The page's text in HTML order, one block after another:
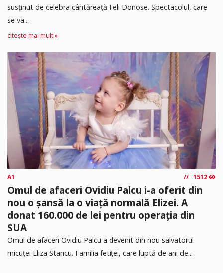
susținut de celebra cântăreață Feli Donose. Spectacolul, care
se va...
citește mai mult »
A1 1512
Omul de afaceri Ovidiu Palcu i-a oferit din
nou o șansă la o viață normală Elizei. A
donat 160.000 de lei pentru operația din
SUA
Omul de afaceri Ovidiu Palcu a devenit din nou salvatorul
micuței Eliza Stancu. Familia fetiței, care luptă de ani de...